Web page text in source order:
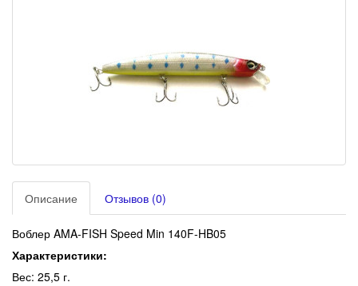
Описание Отзывов (0)
Воблер AMA-FISH Speed Min 140F-HB05
Характеристики:
Вес: 25,5 г.